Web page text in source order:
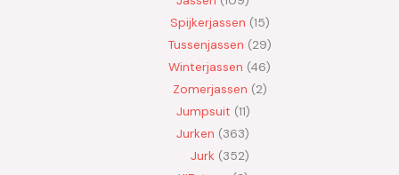
Spijkerjassen 15
Tussenjassen 29
Winterjassen 46
Zomerjassen 2
Jumpsuit 11
Jurken 363
Jurk 352